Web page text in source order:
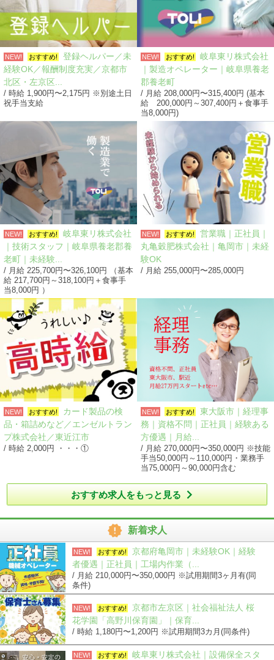
NEW! おすすめ!
登録ヘルパー／未
経験OK／報酬制度充実／京都市
北区・左京区...
/ 時給 1,900円〜2,175円 ※別途土日
祝手当支給
NEW! おすすめ!
岐阜東リ株式会社
｜製造オペレーター｜岐阜県養老
郡養老町
/ 月給 208,000円〜315,400円 (基本
給 200,000円～307,400円＋食事手
当8,000円)
NEW! おすすめ!
岐阜東リ株式会社
｜技術スタッフ｜岐阜県養老郡養
老町｜未経験...
/ 月給 225,700円〜326,100円 （基本
給 217,700円～318,100円＋食事手
当8,000円 ）
NEW! おすすめ!
営業職｜正社員｜
丸亀穀肥株式会社｜亀岡市｜未経
験OK
/ 月給 255,000円〜285,000円
NEW! おすすめ!
カード製品の検
品・箱詰めなど／エンゼルトラン
プ株式会社／東近江市
/ 時給 2,000円 ・・・①
NEW! おすすめ!
東大阪市｜経理事
務｜資格不問｜正社員｜経験ある
方優遇｜月給...
/ 月給 270,000円〜350,000円 ※技能
手当50,000円～110,000円・業務手
当75,000円～90,000円含む
おすすめ求人をもっと見る
 新着求人
NEW! おすすめ!
京都府亀岡市｜未経験OK｜経験
者優遇｜正社員｜工場内作業（...
/ 月給 210,000円〜350,000円 ※試用期間3ヶ月有(同
条件)
NEW! おすすめ!
京都市左京区｜社会福祉法人 桜
花学園「高野川保育園」｜保育...
/ 時給 1,180円〜1,200円 ※試用期間3カ月(同条件)
NEW! おすすめ!
岐阜東リ株式会社｜設備保全スタ